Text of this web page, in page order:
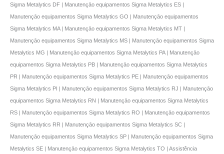
Sigma Metalytics DF | Manutençāo equipamentos Sigma Metalytics ES |
Manutençāo equipamentos Sigma Metalytics GO | Manutençāo equipamentos
Sigma Metalytics MA | Manutençāo equipamentos Sigma Metalytics MT |
Manutençāo equipamentos Sigma Metalytics MS | Manutençāo equipamentos Sigma
Metalytics MG | Manutençāo equipamentos Sigma Metalytics PA | Manutençāo
equipamentos Sigma Metalytics PB | Manutençāo equipamentos Sigma Metalytics
PR | Manutençāo equipamentos Sigma Metalytics PE | Manutençāo equipamentos
Sigma Metalytics PI | Manutençāo equipamentos Sigma Metalytics RJ | Manutençāo
equipamentos Sigma Metalytics RN | Manutençāo equipamentos Sigma Metalytics
RS | Manutençāo equipamentos Sigma Metalytics RO | Manutençāo equipamentos
Sigma Metalytics RR | Manutençāo equipamentos Sigma Metalytics SC |
Manutençāo equipamentos Sigma Metalytics SP | Manutençāo equipamentos Sigma
Metalytics SE | Manutençāo equipamentos Sigma Metalytics TO | Assistência